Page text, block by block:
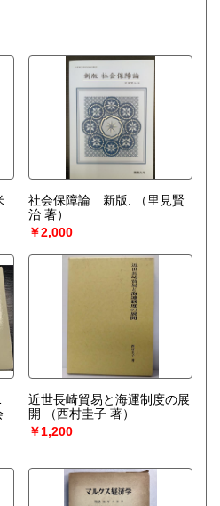
社会保障論 新版.
（里見賢
治 著）
￥2,000
近世長崎貿易と海運制度の展
開
（西村圭子 著）
￥1,200